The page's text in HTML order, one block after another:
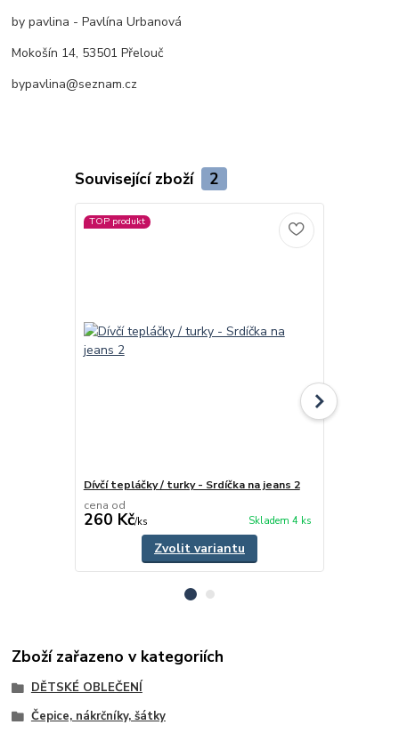
by pavlina - Pavlína Urbanová
Mokošín 14, 53501 Přelouč
bypavlina@seznam.cz
Související zboží 2
TOP produkt
Dívčí tepláčky / turky - Srdíčka na jeans 2
cena od
260 Kč/ks Skladem 4 ks
Zvolit variantu
Zboží zařazeno v kategoriích
DĚTSKÉ OBLEČENÍ
Čepice, nákrčníky, šátky